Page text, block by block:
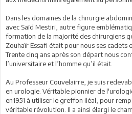
Dans les domaines de la chirurgie
avec Saïd Mestiri, autre figure
formation de la majorité des chirurgiens
Zouhaïr Essafi était pour nous ses cadets
Trente cinq ans après son départ nous
l’universitaire et l’homme qu’il était.
Au Professeur Couvelairre, je suis
en urologie. Véritable pionnier de
en1951 à utiliser le greffon iléal, pour
véritable révolution. Il a ainsi élargi le